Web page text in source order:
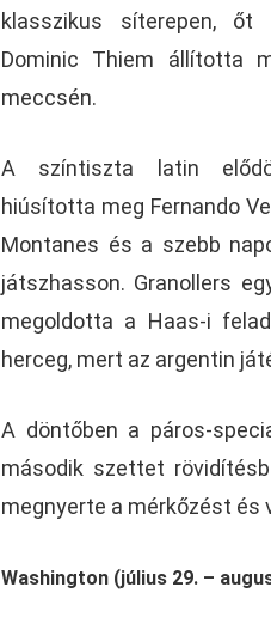
klasszikus síterepen, őt
Dominic Thiem állította
meccsén.
A színtiszta latin
hiúsította meg Fernando
Montanes és a szebb
játszhasson. Granollers
megoldotta a Haas-i
herceg, mert az argentin
A döntőben a páros-
második szettet
megnyerte a mérkőzést és
Washington (július 29. –